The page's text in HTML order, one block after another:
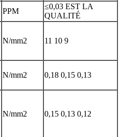
PPM
≤0,03 EST LA
QUALITÉ
N/mm2 11 10 9
N/mm2 0,18 0,15 0,13
N/mm2 0,15 0,13 0,12